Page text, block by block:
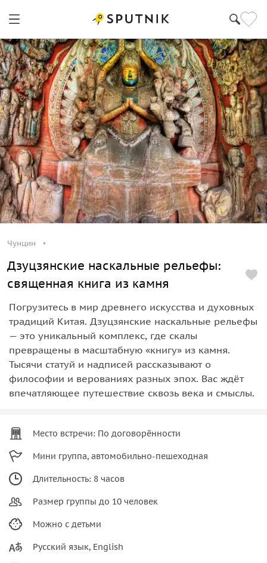
Чунцин
Дзуцзянские наскальные рельефы:
священная книга из камня
Погрузитесь в мир древнего искусства и духовных
традиций Китая. Дзуцзянские наскальные рельефы
— это уникальный комплекс, где скалы
превращены в масштабную «книгу» из камня.
Тысячи статуй и надписей рассказывают о
философии и верованиях разных эпох. Вас ждёт
впечатляющее путешествие сквозь века и смыслы.
Место встречи: По договорённости
Мини группа, автомобильно-пешеходная
Длительность: 8 часов
Размер группы до 10 человек
Можно с детьми
Русский язык, English